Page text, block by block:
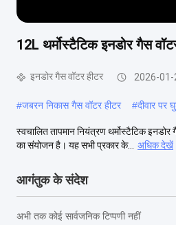
12L थर्मोस्टैटिक इनडोर गैस
इनडोर गैस वॉटर हीटर 2026-01-
#जबरन निकास गैस वॉटर हीटर #दीवार पर
स्वचालित तापमान नियंत्रण थर्मोस्टैटिक इनडोर
का संयोजन है। यह सभी प्रकार के...
अधिक देखें
आगंतुक के संदेश
अभी तक कोई सार्वजनिक टिप्पणी नहीं